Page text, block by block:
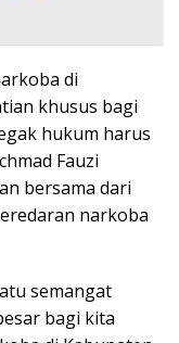
di
khusus bagi
hukum harus
Fauzi
bersama dari
narkoba
semangat
bagi kita